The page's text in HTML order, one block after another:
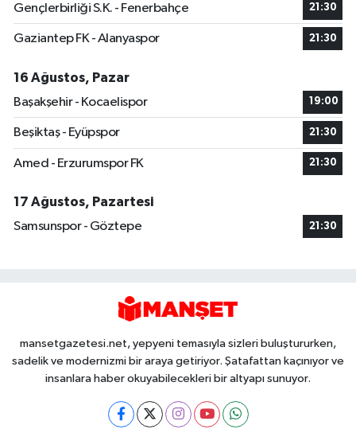
Gençlerbirliği S.K. - Fenerbahçe 21:30
Gaziantep FK - Alanyaspor 21:30
16 Ağustos, Pazar
Başakşehir - Kocaelispor
19:00
Beşiktaş - Eyüpspor 21:30
Amed - Erzurumspor FK 21:30
17 Ağustos, Pazartesi
Samsunspor - Göztepe
21:30
mansetgazetesi.net, yepyeni temasıyla sizleri buluştururken,
sadelik ve modernizmi bir araya getiriyor. Şatafattan kaçınıyor ve
insanlara haber okuyabilecekleri bir altyapı sunuyor.